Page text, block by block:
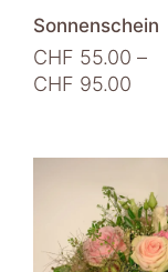
Sonnenschein
CHF 55.00 –
CHF 95.00
Varianten
auf.